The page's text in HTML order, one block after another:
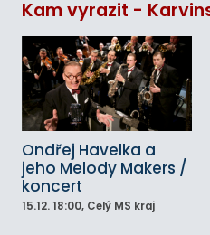
Kam vyrazit -
Ondřej Havelka a
jeho Melody Makers /
koncert
15.12. 18:00, Celý MS kraj